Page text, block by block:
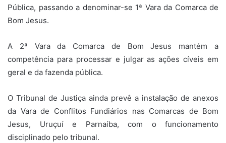
Pública, passando a denominar-se 1ª Vara da Comarca de
Bom Jesus.
A 2ª Vara da Comarca de Bom Jesus mantém a
competência para processar e julgar as ações cíveis em
geral e da fazenda pública.
O Tribunal de Justiça ainda prevê a instalação de anexos
da Vara de Conflitos Fundiários nas Comarcas de Bom
Jesus, Uruçuí e Parnaíba, com o funcionamento
disciplinado pelo tribunal.